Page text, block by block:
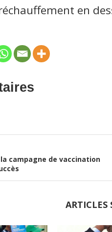
en
campagne de vaccination
ARTICLES